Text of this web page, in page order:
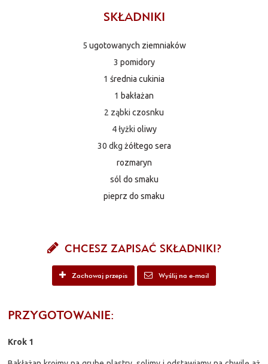
SKŁADNIKI
5 ugotowanych ziemniaków
3 pomidory
1 średnia cukinia
1 bakłażan
2 ząbki czosnku
4 łyżki oliwy
30 dkg żółtego sera
rozmaryn
sól do smaku
pieprz do smaku
CHCESZ ZAPISAĆ SKŁADNIKI?
Zachowaj przepis Wyślij na e-mail
PRZYGOTOWANIE:
Krok 1